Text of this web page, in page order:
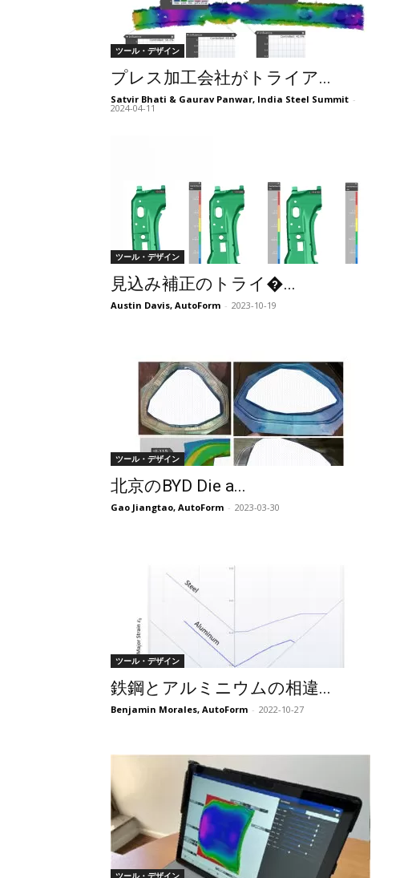
ツール・デザイン
プレス加工会社がトライア...
Satvir Bhati & Gaurav Panwar, India Steel Summit -
2024-04-11
ツール・デザイン
見込み補正のトライ�...
Austin Davis, AutoForm - 2023-10-19
ツール・デザイン
北京のBYD Die a...
Gao Jiangtao, AutoForm - 2023-03-30
ツール・デザイン
鉄鋼とアルミニウムの相違...
Benjamin Morales, AutoForm - 2022-10-27
ツール・デザイン